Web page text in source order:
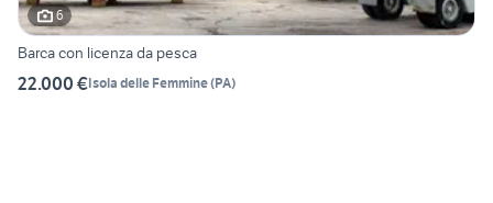
6
Barca con licenza da pesca
22.000 €Isola delle Femmine(PA)